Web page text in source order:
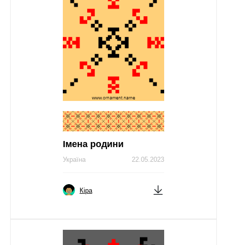
Імена родини
22.05.2023
Україна
Кіра